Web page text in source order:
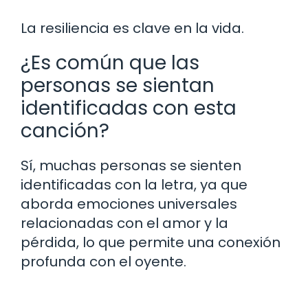
La resiliencia es clave en la vida.
¿Es común que las
personas se sientan
identificadas con esta
canción?
Sí, muchas personas se sienten
identificadas con la letra, ya que
aborda emociones universales
relacionadas con el amor y la
pérdida, lo que permite una conexión
profunda con el oyente.